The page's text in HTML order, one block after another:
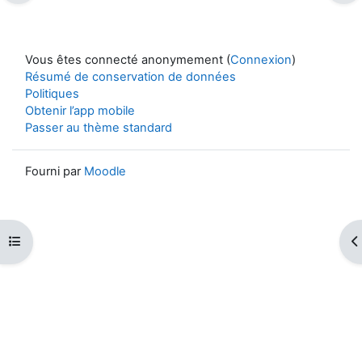
Ouvrir l’index du cours
Vous êtes connecté anonymement (Connexion)
Résumé de conservation de données
Politiques
Obtenir l’app mobile
Passer au thème standard
Fourni par Moodle